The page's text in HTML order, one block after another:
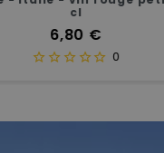
cl
Prix
6,80 €
0